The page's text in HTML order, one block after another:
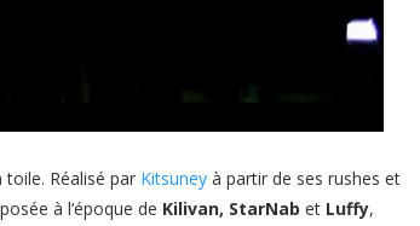
Réalisé par Kitsuney à partir de ses rushes et
à l’époque de Kilivan, StarNab et Luffy,